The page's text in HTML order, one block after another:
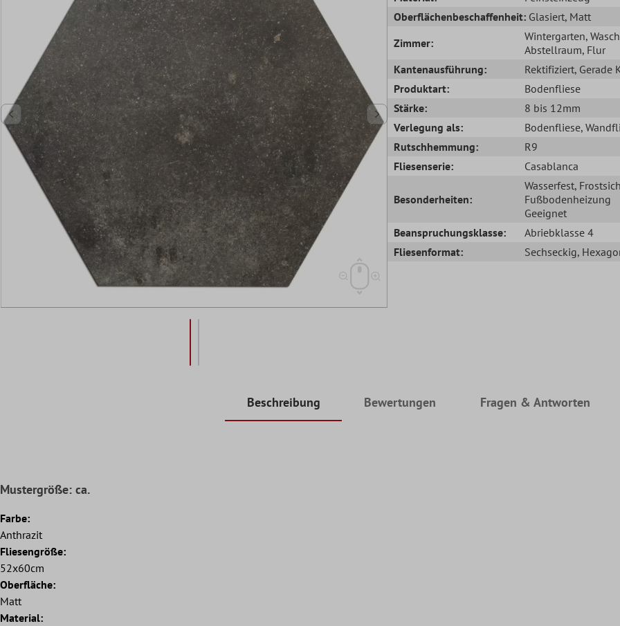
Oberflächenbeschaffenheit: Glasiert, Matt
Zimmer:
Wintergarten,
Abstellraum, Flur
Kantenausführung:
Rektifiziert, Gerade
Produktart:
Bodenfliese
Stärke:
8 bis 12mm
Verlegung als:
Bodenfliese,
Rutschhemmung:
R9
Fliesenserie:
Casablanca
Besonderheiten:
Wasserfest,
Fußbodenheizung
Geeignet
Beanspruchungsklasse:
Abriebklasse 4
Fliesenformat:
Sechseckig,
Beschreibung Bewertungen Fragen & Antworten
Mustergröße: ca.
Farbe:
Anthrazit
Fliesengröße:
52x60cm
Oberfläche:
Matt
Material: